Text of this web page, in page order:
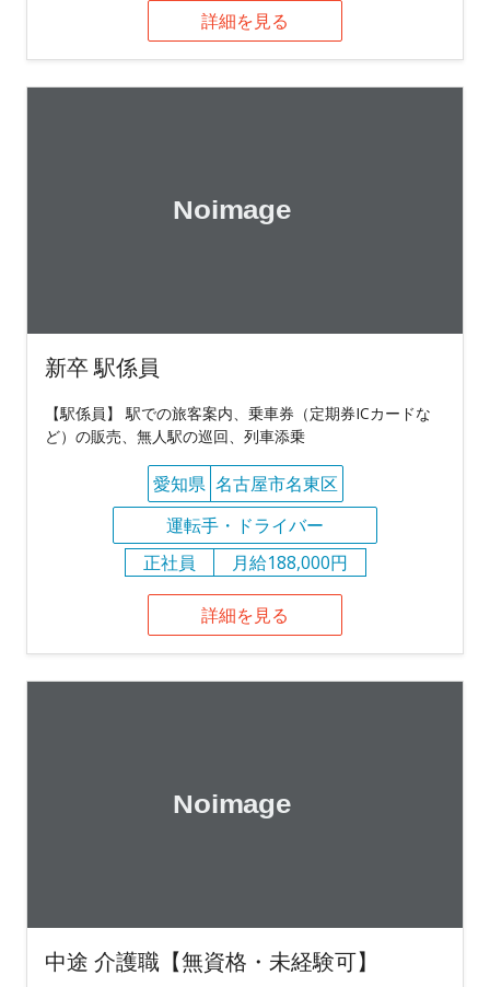
詳細を見る
新卒 駅係員
【駅係員】 駅での旅客案内、乗車券（定期券ICカードな
ど）の販売、無人駅の巡回、列車添乗
愛知県 名古屋市名東区
運転手・ドライバー
正社員
月給188,000円
詳細を見る
中途 介護職【無資格・未経験可】